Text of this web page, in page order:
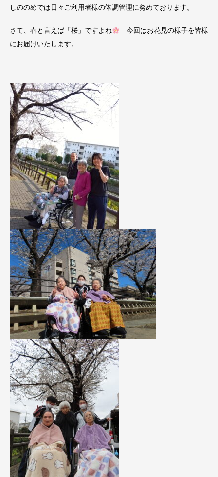
しののめでは日々ご利用者様の体調管理に努めております。
さて、春と言えば「桜」ですよね
今回はお花見の様子を皆様
にお届けいたします。